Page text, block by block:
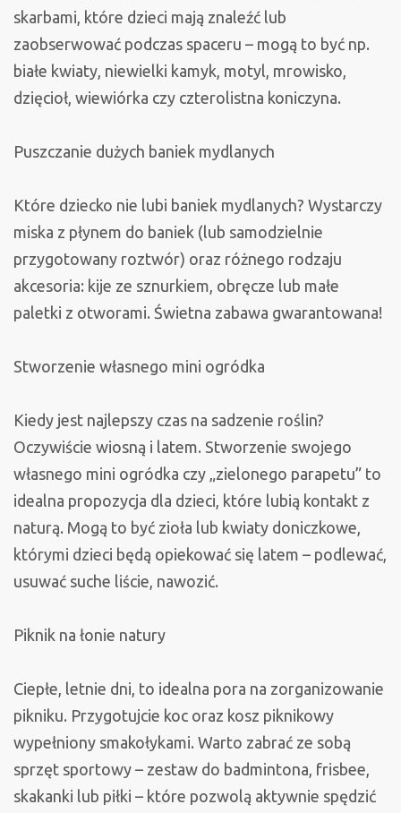
skarbami, które dzieci mają znaleźć lub
zaobserwować podczas spaceru – mogą to być np.
białe kwiaty, niewielki kamyk, motyl, mrowisko,
dzięcioł, wiewiórka czy czterolistna koniczyna.
Puszczanie dużych baniek mydlanych
Które dziecko nie lubi baniek mydlanych? Wystarczy
miska z płynem do baniek (lub samodzielnie
przygotowany roztwór) oraz różnego rodzaju
akcesoria: kije ze sznurkiem, obręcze lub małe
paletki z otworami. Świetna zabawa gwarantowana!
Stworzenie własnego mini ogródka
Kiedy jest najlepszy czas na sadzenie roślin?
Oczywiście wiosną i latem. Stworzenie swojego
własnego mini ogródka czy „zielonego parapetu” to
idealna propozycja dla dzieci, które lubią kontakt z
naturą. Mogą to być zioła lub kwiaty doniczkowe,
którymi dzieci będą opiekować się latem – podlewać,
usuwać suche liście, nawozić.
Piknik na łonie natury
Ciepłe, letnie dni, to idealna pora na zorganizowanie
pikniku. Przygotujcie koc oraz kosz piknikowy
wypełniony smakołykami. Warto zabrać ze sobą
sprzęt sportowy – zestaw do badmintona, frisbee,
skakanki lub piłki – które pozwolą aktywnie spędzić